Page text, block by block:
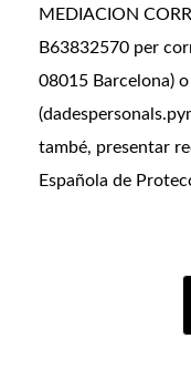
MEDIACION
B63832570 per
08015 Barcelona) o
també, presentar
Española de